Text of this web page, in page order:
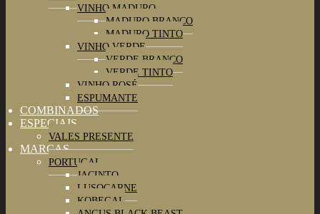
VINHO MADURO
MADURO BRANCO
MADURO TINTO
VINHO VERDE
VERDE BRANCO
VERDE TINTO
VINHO ROSÉ
ESPUMANTE
COMBINADOS
ESPECIAIS
VALES PRESENTE
MARCAS
PORTUGAL
JACINTO
LUSOCARNE
KOBEGAL